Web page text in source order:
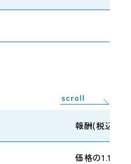
報酬(税込)
価格の1.1％